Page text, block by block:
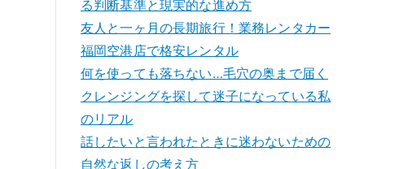
る判断基準と現実的な進め方
友人と一ヶ月の長期旅行！業務レンタカー
福岡空港店で格安レンタル
何を使っても落ちない…毛穴の奥まで届く
クレンジングを探して迷子になっている私
のリアル
話したいと言われたときに迷わないための
自然な返しの考え方